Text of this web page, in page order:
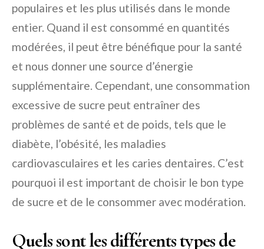
populaires et les plus utilisés dans le monde
entier. Quand il est consommé en quantités
modérées, il peut être bénéfique pour la santé
et nous donner une source d’énergie
supplémentaire. Cependant, une consommation
excessive de sucre peut entraîner des
problèmes de santé et de poids, tels que le
diabète, l’obésité, les maladies
cardiovasculaires et les caries dentaires. C’est
pourquoi il est important de choisir le bon type
de sucre et de le consommer avec modération.
Quels sont les différents types de